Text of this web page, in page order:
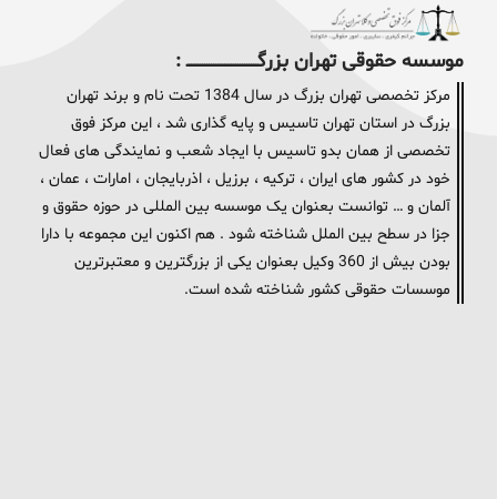
موسسه حقوقی تهران بزرگــــــــــــــــــــــــــــــــ :
مرکز تخصصی تهران بزرگ در سال 1384 تحت نام و برند تهران
بزرگ در استان تهران تاسیس و پایه گذاری شد ، این مرکز فوق
تخصصی از همان بدو تاسیس با ایجاد شعب و نمایندگی های فعال
خود در کشور های ایران ، ترکیه ، برزیل ، اذربایجان ، امارات ، عمان ،
آلمان و … توانست بعنوان یک موسسه بین المللی در حوزه حقوق و
جزا در سطح بین الملل شناخته شود . هم اکنون این مجموعه با دارا
بودن بیش از 360 وکیل بعنوان یکی از بزرگترین و معتبرترین
موسسات حقوقی کشور شناخته شده است.